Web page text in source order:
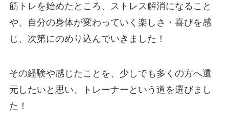
筋トレを始めたところ、ストレス解消になること
や、自分の身体が変わっていく楽しさ・喜びを感
じ、次第にのめり込んでいきました！
その経験や感じたことを、少しでも多くの方へ還
元したいと思い、トレーナーという道を選びまし
た！